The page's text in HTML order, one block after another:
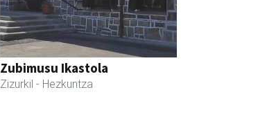
Zubimusu Ikastola
Zizurkil - Hezkuntza